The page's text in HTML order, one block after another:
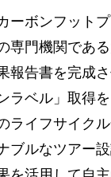
ーボンフット
専門機関であ
報告書を完成
ラベル」取得
ライフサイク
ブルなツアー